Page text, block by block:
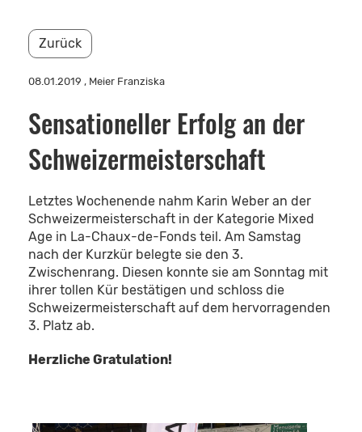
Zurück
08.01.2019 , Meier Franziska
Sensationeller Erfolg an der
Schweizermeisterschaft
Letztes Wochenende nahm Karin Weber an der
Schweizermeisterschaft in der Kategorie Mixed
Age in La-Chaux-de-Fonds teil. Am Samstag
nach der Kurzkür belegte sie den 3.
Zwischenrang. Diesen konnte sie am Sonntag mit
ihrer tollen Kür bestätigen und schloss die
Schweizermeisterschaft auf dem hervorragenden
3. Platz ab.
Herzliche Gratulation!